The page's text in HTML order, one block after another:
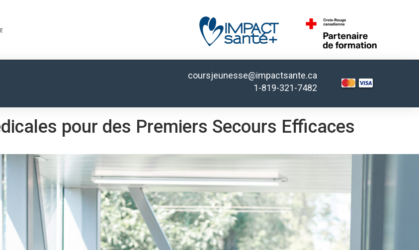
coursjeunesse@impactsante.ca
1-819-321-7482
pour des Premiers Secours Efficaces